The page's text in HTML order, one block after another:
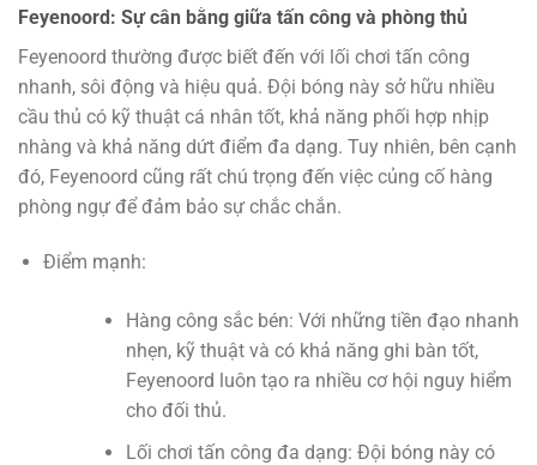
Feyenoord: Sự cân bằng giữa tấn công và phòng thủ
Feyenoord thường được biết đến với lối chơi tấn công
nhanh, sôi động và hiệu quả. Đội bóng này sở hữu nhiều
cầu thủ có kỹ thuật cá nhân tốt, khả năng phối hợp nhịp
nhàng và khả năng dứt điểm đa dạng. Tuy nhiên, bên cạnh
đó, Feyenoord cũng rất chú trọng đến việc củng cố hàng
phòng ngự để đảm bảo sự chắc chắn.
Điểm mạnh:
Hàng công sắc bén: Với những tiền đạo nhanh
nhẹn, kỹ thuật và có khả năng ghi bàn tốt,
Feyenoord luôn tạo ra nhiều cơ hội nguy hiểm
cho đối thủ.
Lối chơi tấn công đa dạng: Đội bóng này có